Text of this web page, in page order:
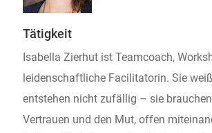
Tätigkeit
Isabella Zierhut ist Teamcoach,
leidenschaftliche Facilitatorin. Sie
entstehen nicht zufällig – sie
Vertrauen und den Mut, offen